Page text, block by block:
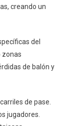
creando un
del
zonas
de balón y
de pase.
jugadores.